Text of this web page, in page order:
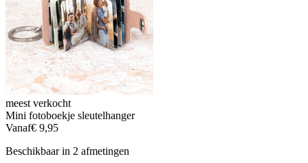
meest verkocht
Mini fotoboekje sleutelhanger
Vanaf€ 9,95
Beschikbaar in 2 afmetingen